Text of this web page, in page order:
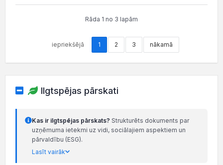
Rāda 1 no 3 lapām
iepriekšējā 1 2 3 nākamā
Ilgtspējas pārskati
Kas ir ilgtspējas pārskats? Strukturēts dokuments par
uzņēmuma ietekmi uz vidi, sociālajiem aspektiem un
pārvaldību (ESG).
Lasīt vairāk